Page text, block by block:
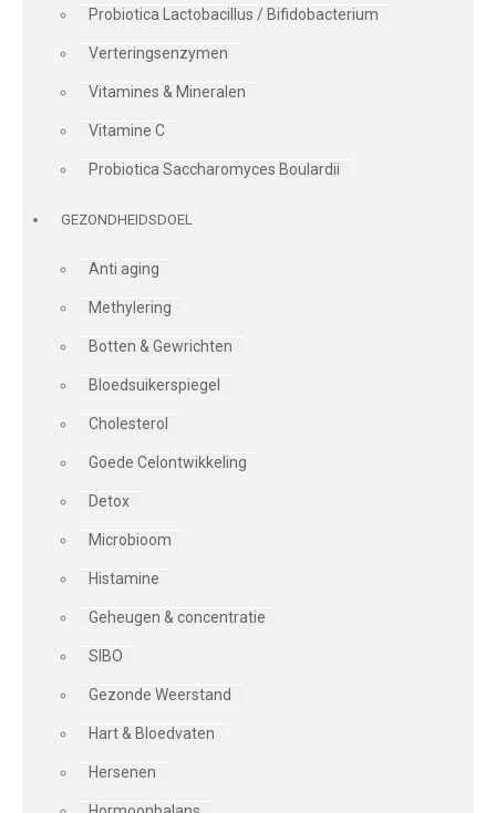
Probiotica Lactobacillus / Bifidobacterium
Verteringsenzymen
Vitamines & Mineralen
Vitamine C
Probiotica Saccharomyces Boulardii
GEZONDHEIDSDOEL
Anti aging
Methylering
Botten & Gewrichten
Bloedsuikerspiegel
Cholesterol
Goede Celontwikkeling
Detox
Microbioom
Histamine
Geheugen & concentratie
SIBO
Gezonde Weerstand
Hart & Bloedvaten
Hersenen